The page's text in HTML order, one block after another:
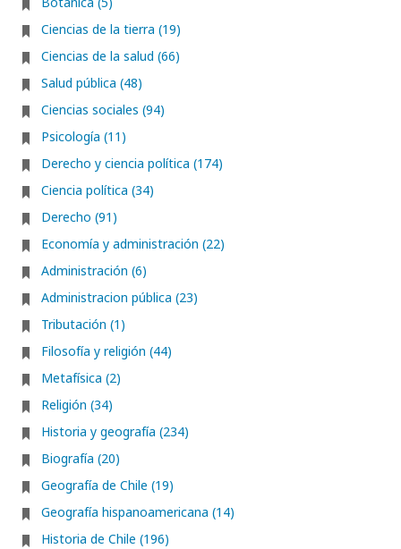
Ciencias de la tierra (19)
Ciencias de la salud (66)
Salud pública (48)
Ciencias sociales (94)
Psicología (11)
Derecho y ciencia política (174)
Ciencia política (34)
Derecho (91)
Economía y administración (22)
Administración (6)
Administracion pública (23)
Tributación (1)
Filosofía y religión (44)
Metafísica (2)
Religión (34)
Historia y geografía (234)
Biografía (20)
Geografía de Chile (19)
Geografía hispanoamericana (14)
Historia de Chile (196)